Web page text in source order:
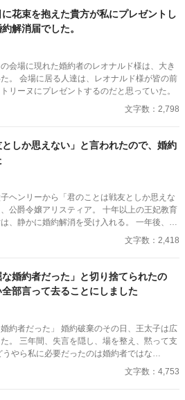
げてきた信用は、静かに崩れていく。 一方で
私は、王妃のもとへ。 今さら引き止められても、遅いのです。
に花束を抱えた貴方が私にプレゼントし
解消届でした。
会場に現れた婚約者のレオナルド様は、大き
が皆の前
リーヌにプレゼントするのだと思っていた。
文字数：2,798
しか思えない」と言われたので、婚約
ヘンリーから「君のことは戦友としか思えな
公爵令嬢アリスティア。 十年以上の王妃教育
かに婚約解消を受け入れる。 一年後、幸
女にとって、ヘンリーのその後は――もうど
た。
文字数：2,418
な婚約者だった」と切り捨てられたの
部言って去ることにしました
婚約者だった」 婚約破棄のその日、王太子は広
。 三年間、失言を隠し、場を整え、黙って支
うやら私に必要だったのは婚約者ではな
う役割だけだったらしい。 しかも隣には、つ
従兄に求婚していた令嬢まで立っていて―
文字数：4,753